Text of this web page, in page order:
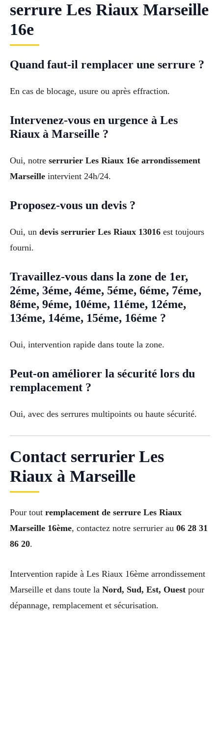
serrure Les Riaux Marseille
16e
Quand faut-il remplacer une serrure ?
En cas de blocage, usure ou après effraction.
Intervenez-vous en urgence à Les
Riaux à Marseille ?
Oui, notre serrurier Les Riaux 16e arrondissement
Marseille intervient 24h/24.
Proposez-vous un devis ?
Oui, un devis serrurier Les Riaux 13016 est toujours
fourni.
Travaillez-vous dans la zone de 1er,
2éme, 3éme, 4éme, 5éme, 6éme, 7éme,
8éme, 9éme, 10éme, 11éme, 12éme,
13éme, 14éme, 15éme, 16éme ?
Oui, intervention rapide dans toute la zone.
Peut-on améliorer la sécurité lors du
remplacement ?
Oui, avec des serrures multipoints ou haute sécurité.
Contact serrurier Les
Riaux à Marseille
Pour tout remplacement de serrure Les Riaux
Marseille 16ème, contactez notre serrurier au 06 28 31
86 20.
Intervention rapide à Les Riaux 16ème arrondissement
Marseille et dans toute la Nord, Sud, Est, Ouest pour
dépannage, remplacement et sécurisation.